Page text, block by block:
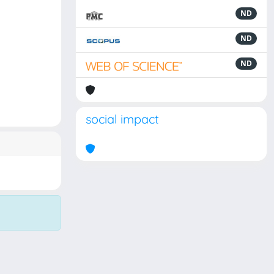
ND
ND
ND
social impact